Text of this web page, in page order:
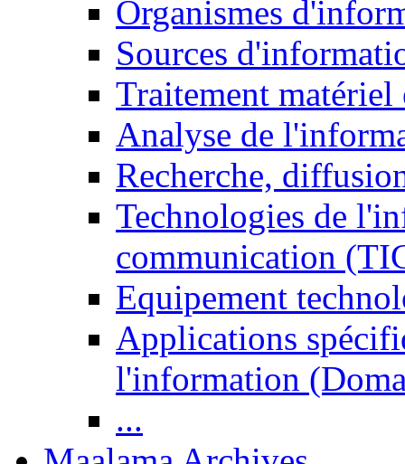
Organismes
Sources
Traitement matériel
Analyse de
Recherche,
Technologies de
communication
Equipement
Applications
l'information
...